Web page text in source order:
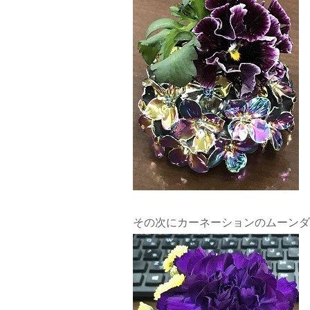
その次にカーネーションのムーン